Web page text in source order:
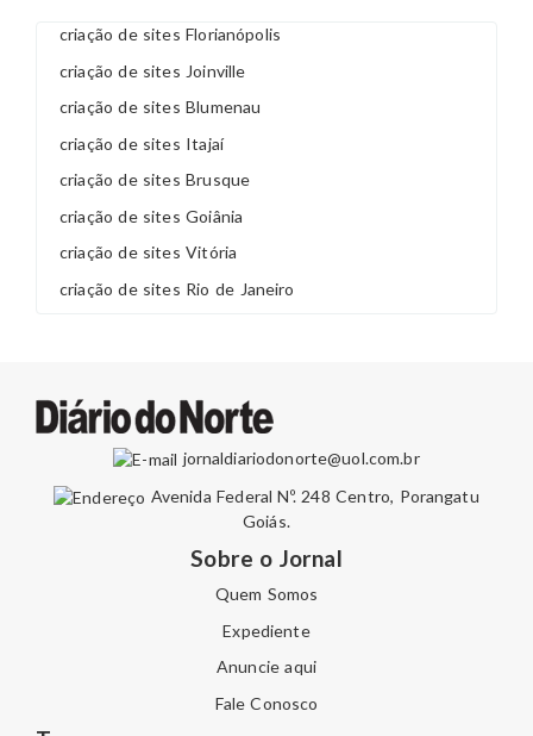
criação de sites Florianópolis
criação de sites Joinville
criação de sites Blumenau
criação de sites Itajaí
criação de sites Brusque
criação de sites Goiânia
criação de sites Vitória
criação de sites Rio de Janeiro
jornaldiariodonorte@uol.com.br
Avenida Federal Nº. 248 Centro, Porangatu
Goiás.
Sobre o Jornal
Quem Somos
Expediente
Anuncie aqui
Fale Conosco